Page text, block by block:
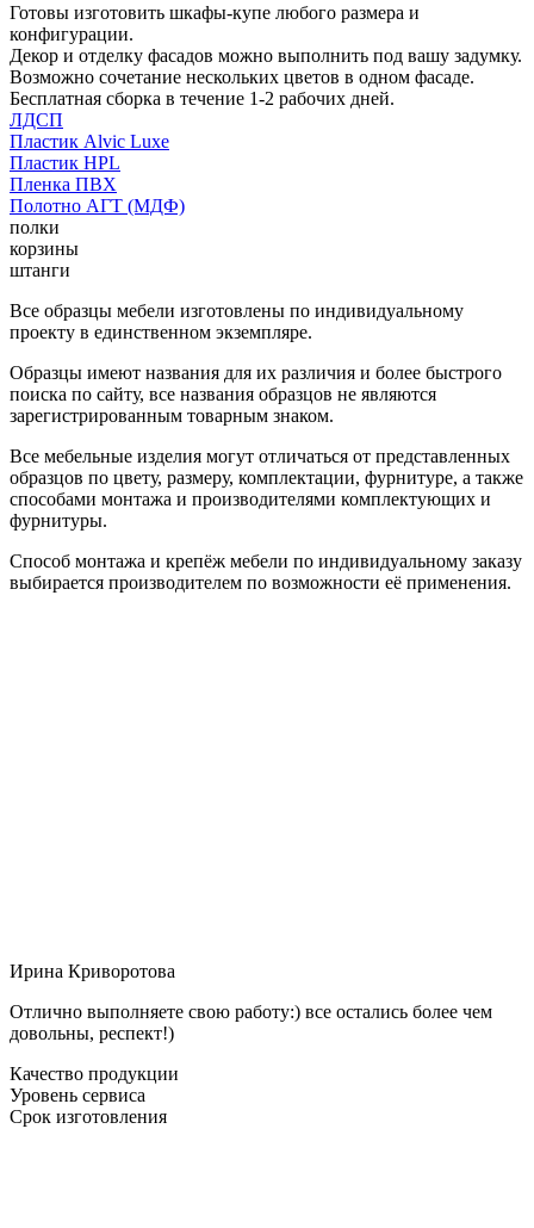
Готовы изготовить шкафы-купе любого размера и
конфигурации.
Декор и отделку фасадов можно выполнить под вашу задумку.
Возможно сочетание нескольких цветов в одном фасаде.
Бесплатная сборка в течение 1-2 рабочих дней.
ЛДСП
Пластик Alvic Luxe
Пластик HPL
Пленка ПВХ
Полотно АГТ (МДФ)
полки
корзины
штанги
Все образцы мебели изготовлены по индивидуальному
проекту в единственном экземпляре.
Образцы имеют названия для их различия и более быстрого
поиска по сайту, все названия образцов не являются
зарегистрированным товарным знаком.
Все мебельные изделия могут отличаться от представленных
образцов по цвету, размеру, комплектации, фурнитуре, а также
способами монтажа и производителями комплектующих и
фурнитуры.
Способ монтажа и крепёж мебели по индивидуальному заказу
выбирается производителем по возможности её применения.
Ирина Криворотова
Отлично выполняете свою работу:) все остались более чем
довольны, респект!)
Качество продукции
Уровень сервиса
Срок изготовления